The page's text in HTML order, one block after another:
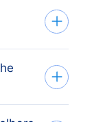
10
door